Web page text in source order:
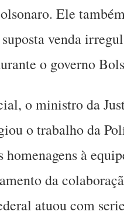
Ele
venda
o governo
o ministro da
o trabalho da
homenagens à
da
atuou com